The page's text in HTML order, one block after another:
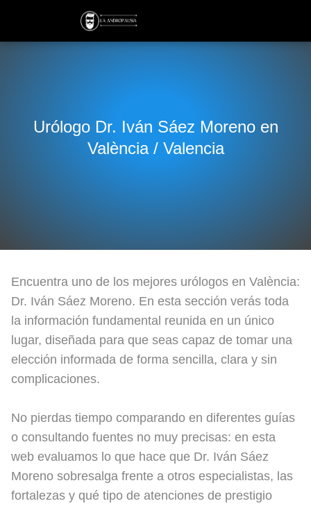
Urólogo Dr. Iván Sáez Moreno en
València / Valencia
Encuentra uno de los mejores urólogos en València:
Dr. Iván Sáez Moreno. En esta sección verás toda
la información fundamental reunida en un único
lugar, diseñada para que seas capaz de tomar una
elección informada de forma sencilla, clara y sin
complicaciones.
No pierdas tiempo comparando en diferentes guías
o consultando fuentes no muy precisas: en esta
web evaluamos lo que hace que Dr. Iván Sáez
Moreno sobresalga frente a otros especialistas, las
fortalezas y qué tipo de atenciones de prestigio